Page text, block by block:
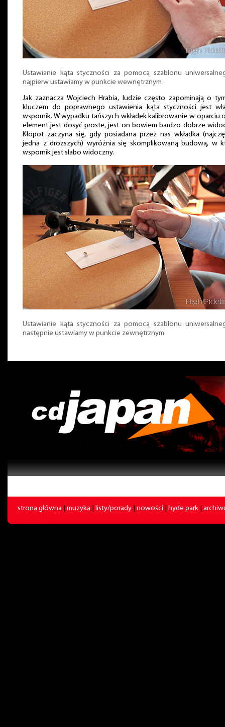
Ustawianie kąta styczności za pomocą szablonu
najpierw ustawiamy w punkcie wewnętrznym
Jak zaznacza Wojciech Hrabia, ludzie często zapominają o
kluczem do poprawnego ustawienia kąta styczności jest
wspornik. W wypadku tańszych wkładek kalibrowanie w oparciu
element jest dosyć proste, jest on bowiem bardzo dobrze
Kłopot zaczyna się, gdy posiadana przez nas wkładka
jedna z droższych) wyróżnia się skomplikowaną budową, w
wspornik jest słabo widoczny.
Ustawianie kąta styczności za pomocą szablonu
następnie ustawiamy w punkcie zewnętrznym
strona główna muzyka listy/porady nowości hyde park